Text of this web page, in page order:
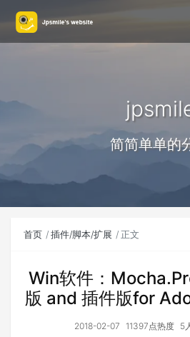
简简单单的
首页 插件/脚本/扩展 正文
Win软件：
版 and 插件版for
2018-02-07 11397点热度 5